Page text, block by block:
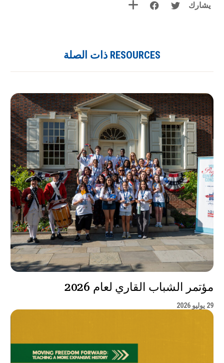
يشارك
RESOURCES ذات الصلة
مؤتمر الشباب القاري لعام 2026
29 يوليو 2026